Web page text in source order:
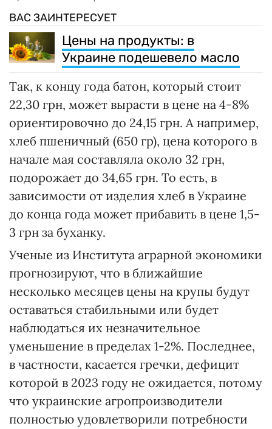
ВАС ЗАИНТЕРЕСУЕТ
Цены на продукты: в
Украине подешевело масло
Так, к концу года батон, который стоит
22,30 грн, может вырасти в цене на 4-8%
ориентировочно до 24,15 грн. А например,
хлеб пшеничный (650 гр), цена которого в
начале мая составляла около 32 грн,
подорожает до 34,65 грн. То есть, в
зависимости от изделия хлеб в Украине
до конца года может прибавить в цене 1,5-
3 грн за буханку.
Ученые из Института аграрной экономики
прогнозируют, что в ближайшие
несколько месяцев цены на крупы будут
оставаться стабильными или будет
наблюдаться их незначительное
уменьшение в пределах 1-2%. Последнее,
в частности, касается гречки, дефицит
которой в 2023 году не ожидается, потому
что украинские агропроизводители
полностью удовлетворили потребности